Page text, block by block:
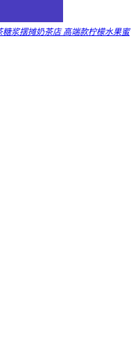
浆摆摊奶茶店 高端款柠檬水果蜜